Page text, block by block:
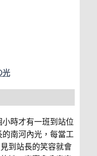
光
小時才有一班到站位
南河內光，每當工
到站長的笑容就會